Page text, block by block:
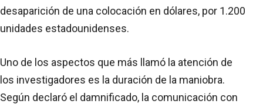
desaparición de una colocación en dólares, por 1.200
unidades estadounidenses.
Uno de los aspectos que más llamó la atención de
los investigadores es la duración de la maniobra.
Según declaró el damnificado, la comunicación con